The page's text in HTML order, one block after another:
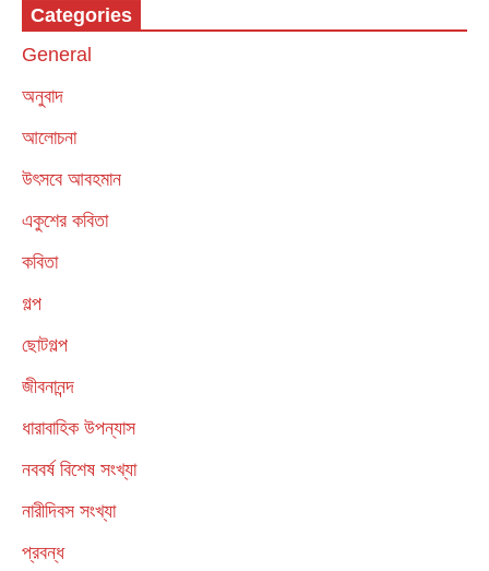
Categories
General
অনুবাদ
আলোচনা
উৎসবে আবহমান
একুশের কবিতা
কবিতা
গল্প
ছোটগল্প
জীবনানন্দ
ধারাবাহিক উপন্যাস
নববর্ষ বিশেষ সংখ্যা
নারীদিবস সংখ্যা
প্রবন্ধ